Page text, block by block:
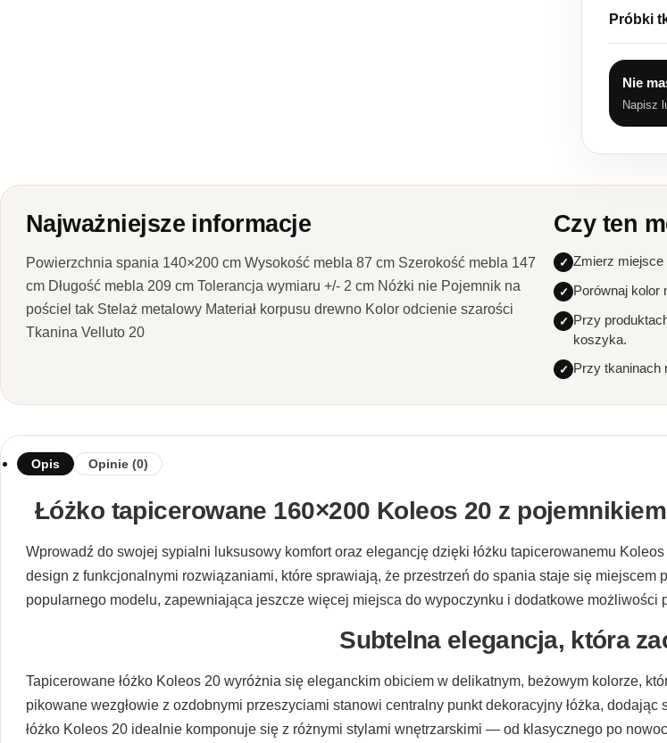
Próbki
Nie
Napisz
Najważniejsze informacje
Powierzchnia spania 140×200 cm Wysokość mebla 87 cm Szerokość mebla 147
cm Długość mebla 209 cm Tolerancja wymiaru +/- 2 cm Nóżki nie Pojemnik na
pościel tak Stelaż metalowy Materiał korpusu drewno Kolor odcienie szarości
Tkanina Velluto 20
Czy ten
Zmierz miejsce
Porównaj kolor
Przy
koszyka.
Przy tkaninach
Opis Opinie (0)
Łóżko tapicerowane 160×200 Koleos 20 z
Wprowadź do swojej sypialni luksusowy komfort oraz elegancję dzięki łóżku tapicerowanemu
design z funkcjonalnymi rozwiązaniami, które sprawiają, że przestrzeń do spania staje się miejscem
popularnego modelu, zapewniająca jeszcze więcej miejsca do wypoczynku i dodatkowe
Subtelna elegancja, która
Tapicerowane łóżko Koleos 20 wyróżnia się eleganckim obiciem w delikatnym, beżowym kolorze,
pikowane wezgłowie z ozdobnymi przeszyciami stanowi centralny punkt dekoracyjny łóżka,
łóżko Koleos 20 idealnie komponuje się z różnymi stylami wnętrzarskimi — od klasycznego po